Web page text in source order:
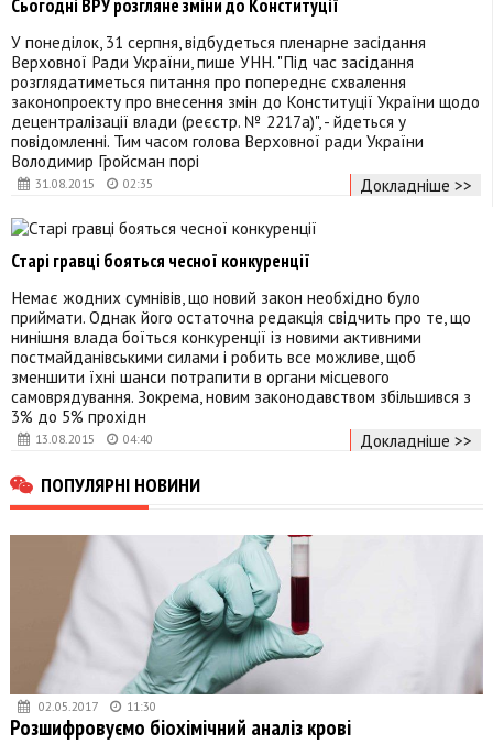
31.08.2015 02:35
Сьогодні ВРУ розгляне зміни до Конституції
У понеділок, 31 серпня, відбудеться пленарне засідання
Верховної Ради України, пише УНН. "Під час засідання
розглядатиметься питання про попереднє схвалення
законопроекту про внесення змін до Конституції України щодо
децентралізації влади (реєстр. № 2217а)", - йдеться у
повідомленні. Тим часом голова Верховної ради України
Володимир Гройсман порі
Докладніше >>
13.08.2015 04:40
Старі гравці бояться чесної конкуренції
Немає жодних сумнівів, що новий закон необхідно було
приймати. Однак його остаточна редакція свідчить про те, що
нинішня влада боїться конкуренції із новими активними
постмайданівськими силами і робить все можливе, щоб
зменшити їхні шанси потрапити в органи місцевого
самоврядування. Зокрема, новим законодавством збільшився з
3% до 5% прохідн
Докладніше >>
ПОПУЛЯРНІ НОВИНИ
02.05.2017 11:30
Розшифровуємо біохімічний аналіз крові